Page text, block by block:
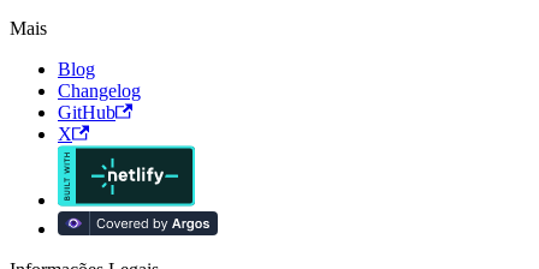
Mais
Blog
Changelog
GitHub
X